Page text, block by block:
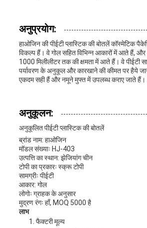
अनुप्रयोग:
हाओजिन की पीईटी प्लास्टिक की बोतलें कॉस्मेटिक
विकल्प हैं। वे गोल सहित विभिन्न आकारों में आते हैं,
1000 मिलीलीटर तक की क्षमता में आते हैं। वे पीईटी
पर्यावरण के अनुकूल और कारखाने की कीमत पर हैये
एकदम सही हैं और नमूने मुफ्त में उपलब्ध कराए जाते हैं।
अनुकूलन:
अनुकूलित पीईटी प्लास्टिक की बोतलें
ब्रांड नाम: हाओजिन
मॉडल संख्याः HJ-403
उत्पत्ति का स्थान: झेजियांग चीन
टोपी का प्रकारः स्क्रू टोपी
सामग्रीः पीईटी
आकार: गोल
लोगोः ग्राहक के अनुसार
मुद्रण रंगः हाँ, MOQ 5000 है
लाभ
फैक्टरी मूल्य